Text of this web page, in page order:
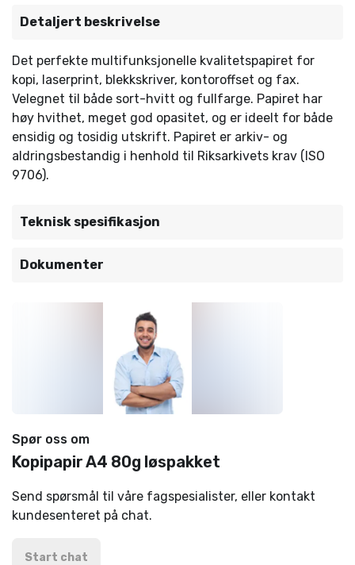
Detaljert beskrivelse
Det perfekte multifunksjonelle kvalitetspapiret for
kopi, laserprint, blekkskriver, kontoroffset og fax.
Velegnet til både sort-hvitt og fullfarge. Papiret har
høy hvithet, meget god opasitet, og er ideelt for både
ensidig og tosidig utskrift. Papiret er arkiv- og
aldringsbestandig i henhold til Riksarkivets krav (ISO
9706).
Teknisk spesifikasjon
Dokumenter
Spør oss om
Kopipapir A4 80g løspakket
Send spørsmål til våre fagspesialister, eller kontakt
kundesenteret på chat.
Start chat